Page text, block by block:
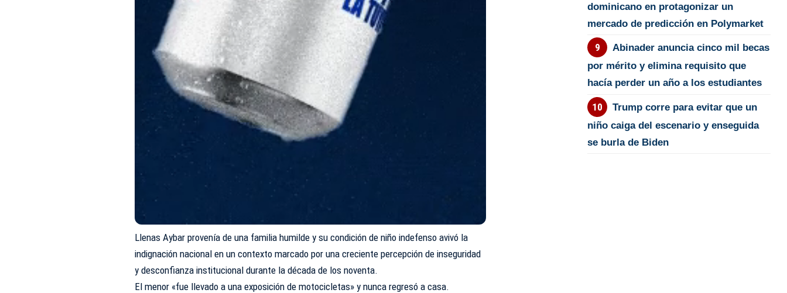
Llenas Aybar provenía de una familia humilde y su condición de niño indefenso avivó la
indignación nacional en un contexto marcado por una creciente percepción de inseguridad
y desconfianza institucional durante la década de los noventa.
El menor «fue llevado a una exposición de motocicletas» y nunca regresó a casa.
dominicano en protagonizar un
mercado de predicción en Polymarket
Abinader anuncia cinco mil becas
por mérito y elimina requisito que
hacía perder un año a los estudiantes
Trump corre para evitar que un
niño caiga del escenario y enseguida
se burla de Biden